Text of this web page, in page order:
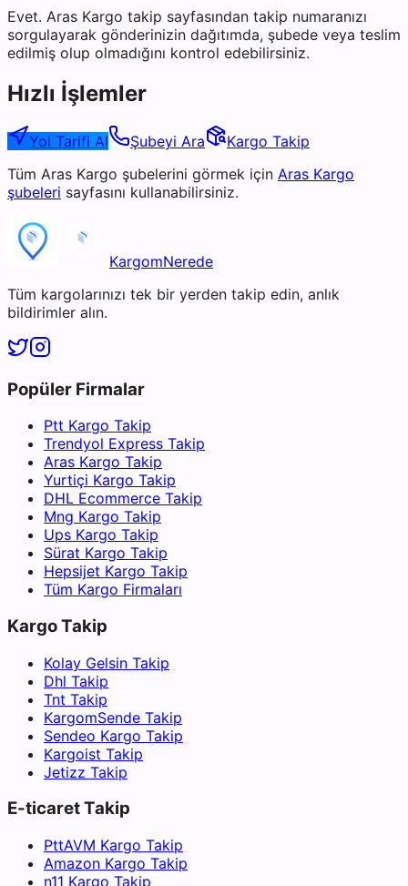
Evet. Aras Kargo takip sayfasından takip numaranızı
sorgulayarak gönderinizin dağıtımda, şubede veya teslim
edilmiş olup olmadığını kontrol edebilirsiniz.
Hızlı İşlemler
Yol Tarifi Al Şubeyi Ara
Kargo Takip
Tüm Aras Kargo şubelerini görmek için Aras Kargo
şubeleri sayfasını kullanabilirsiniz.
KargomNerede
Tüm kargolarınızı tek bir yerden takip edin, anlık
bildirimler alın.
Popüler Firmalar
Ptt Kargo Takip
Trendyol Express Takip
Aras Kargo Takip
Yurtiçi Kargo Takip
DHL Ecommerce Takip
Mng Kargo Takip
Ups Kargo Takip
Sürat Kargo Takip
Hepsijet Kargo Takip
Tüm Kargo Firmaları
Kargo Takip
Kolay Gelsin Takip
Dhl Takip
Tnt Takip
KargomSende Takip
Sendeo Kargo Takip
Kargoist Takip
Jetizz Takip
E-ticaret Takip
PttAVM Kargo Takip
Amazon Kargo Takip
n11 Kargo Takip